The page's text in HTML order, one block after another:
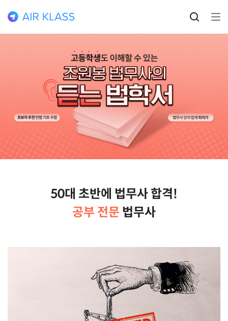
50대 초반에 법무사 합격!
공부 전문 법무사